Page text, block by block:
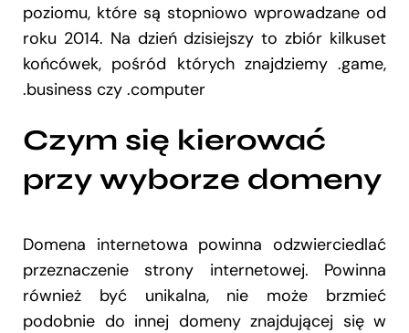
poziomu, które są stopniowo wprowadzane od
roku 2014. Na dzień dzisiejszy to zbiór kilkuset
końcówek, pośród których znajdziemy .game,
.business czy .computer
Czym się kierować
przy wyborze domeny
Domena internetowa powinna odzwierciedlać
przeznaczenie strony internetowej. Powinna
również być unikalna, nie może brzmieć
podobnie do innej domeny znajdującej się w